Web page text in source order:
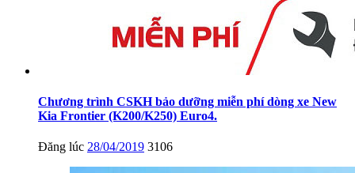
Chương trình CSKH bảo dưỡng miễn phí dòng xe New
Kia Frontier (K200/K250) Euro4.
Đăng lúc 28/04/2019 3106